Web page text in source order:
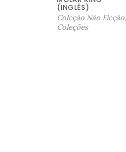
(INGLÊS)
Coleção Não Ficção,
Coleções